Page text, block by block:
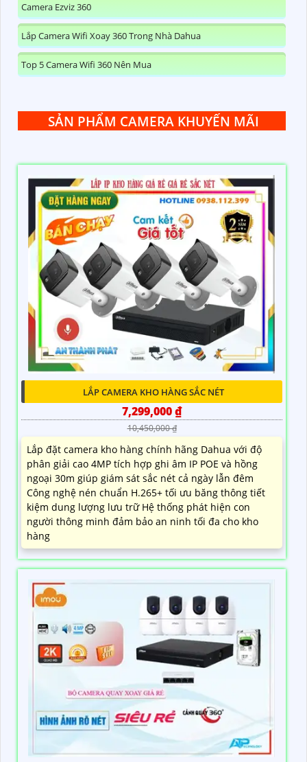
Camera Ezviz 360
Lắp Camera Wifi Xoay 360 Trong Nhà Dahua
Top 5 Camera Wifi 360 Nên Mua
SẢN PHẨM CAMERA KHUYẾN MÃI
LẮP CAMERA KHO HÀNG SẮC NÉT
7,299,000 ₫
10,450,000 ₫
Lắp đặt camera kho hàng chính hãng Dahua với độ
phân giải cao 4MP tích hợp ghi âm IP POE và hồng
ngoại 30m giúp giám sát sắc nét cả ngày lẫn đêm
Công nghệ nén chuẩn H.265+ tối ưu băng thông tiết
kiệm dung lượng lưu trữ Hệ thống phát hiện con
người thông minh đảm bảo an ninh tối đa cho kho
hàng